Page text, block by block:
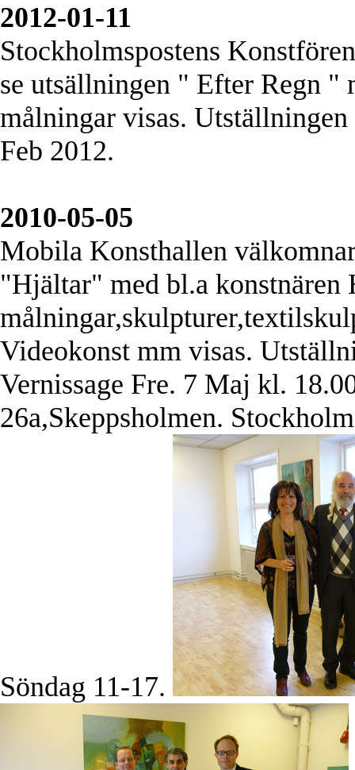
2012-01-11
Stockholmspostens
se utsällningen " Efter Regn "
målningar visas.
Feb 2012.
2010-05-05
Mobila Konsthallen
"Hjältar" med bl.a konstnären
Videokonst mm visas.
Vernissage Fre. 7 Maj kl.
26a,Skeppsholmen.
Söndag 11-17.